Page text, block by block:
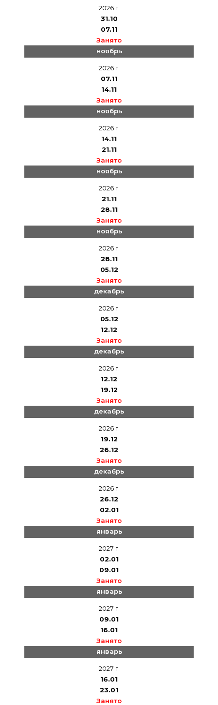
2026 г.
31.10
07.11
Занято
ноябрь
2026 г.
07.11
14.11
Занято
ноябрь
2026 г.
14.11
21.11
Занято
ноябрь
2026 г.
21.11
28.11
Занято
ноябрь
2026 г.
28.11
05.12
Занято
декабрь
2026 г.
05.12
12.12
Занято
декабрь
2026 г.
12.12
19.12
Занято
декабрь
2026 г.
19.12
26.12
Занято
декабрь
2026 г.
26.12
02.01
Занято
январь
2027 г.
02.01
09.01
Занято
январь
2027 г.
09.01
16.01
Занято
январь
2027 г.
16.01
23.01
Занято